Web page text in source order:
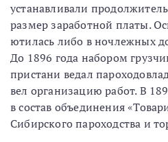
устанавливали
размер заработной платы.
ютилась либо в ночлежных
До 1896 года набором
пристани ведал
вел организацию работ. В
в состав объединения
Сибирского пароходства и